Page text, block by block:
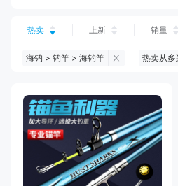
台钓仕挂
钓鱼伞 台钓服饰
黑坑浮漂 黑坑配件
黑坑饵料 马口竿
路亚装备 海钓竿
热卖 上新 销量
海钓 > 钓竿 > 海钓竿 热卖从多